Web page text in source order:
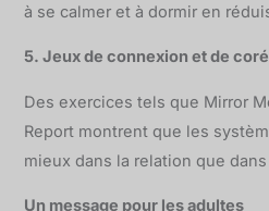
à se calmer et à dormir en
5. Jeux de connexion et de
Des exercices tels que Mirror
Report montrent que les
mieux dans la relation que
Un message pour les adultes